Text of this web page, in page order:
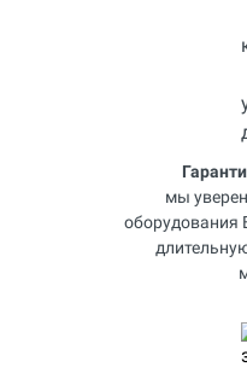
мы
оборудования